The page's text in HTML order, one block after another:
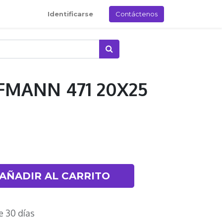
Identificarse Contáctenos
471 20X25
AL CARRITO
30 días